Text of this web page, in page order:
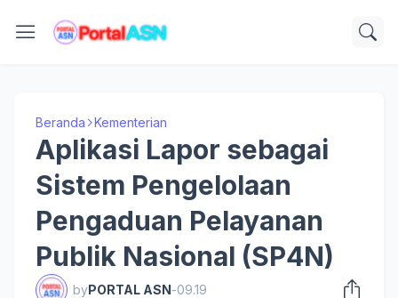
Beranda Kementerian
Aplikasi Lapor sebagai
Sistem Pengelolaan
Pengaduan Pelayanan
Publik Nasional (SP4N)
byPORTAL ASN-09.19